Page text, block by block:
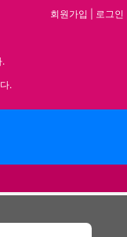
.
.
회원가입 로그인